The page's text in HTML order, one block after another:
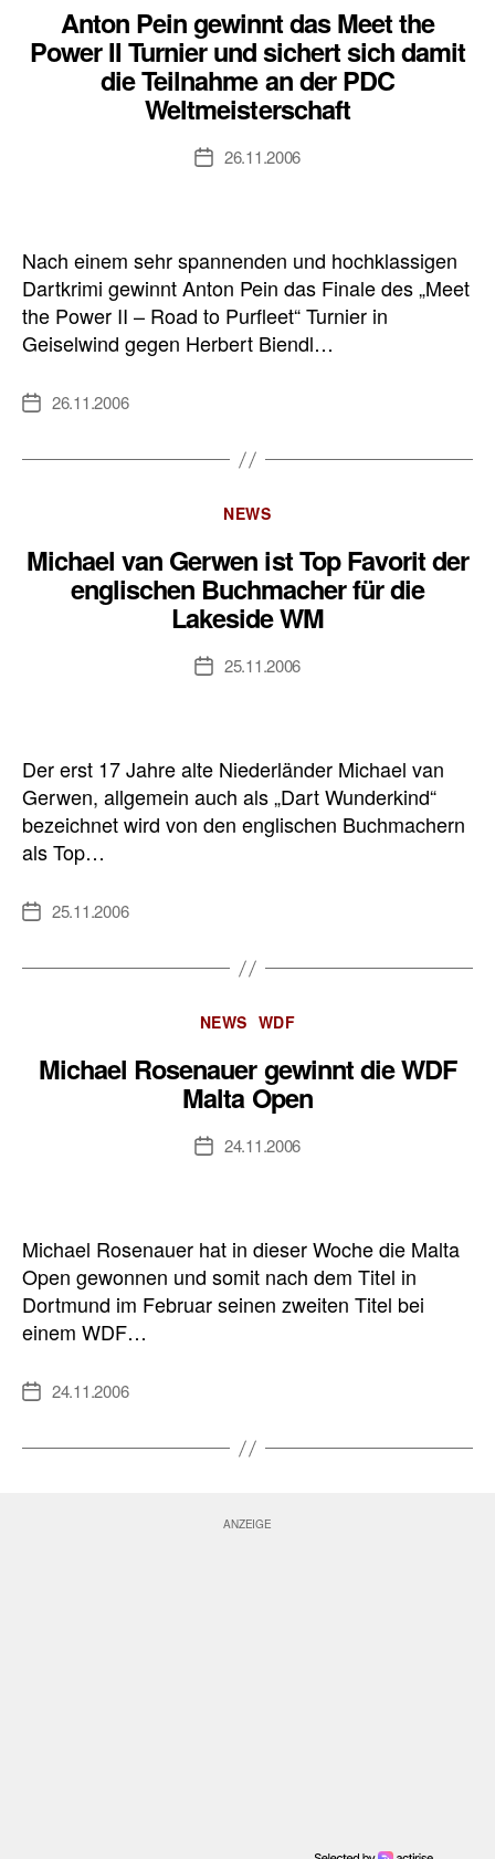
Anton Pein gewinnt das Meet the
Power II Turnier und sichert sich damit
die Teilnahme an der PDC
Weltmeisterschaft
Veröffentlichungsdatum
26.11.2006
Nach einem sehr spannenden und hochklassigen
Dartkrimi gewinnt Anton Pein das Finale des „Meet
the Power II – Road to Purfleet“ Turnier in
Geiselwind gegen Herbert Biendl…
Veröffentlichungsdatum
26.11.2006
Kategorien
NEWS
Michael van Gerwen ist Top Favorit der
englischen Buchmacher für die
Lakeside WM
Veröffentlichungsdatum
25.11.2006
Der erst 17 Jahre alte Niederländer Michael van
Gerwen, allgemein auch als „Dart Wunderkind“
bezeichnet wird von den englischen Buchmachern
als Top…
Veröffentlichungsdatum
25.11.2006
Kategorien
NEWS WDF
Michael Rosenauer gewinnt die WDF
Malta Open
Veröffentlichungsdatum
24.11.2006
Michael Rosenauer hat in dieser Woche die Malta
Open gewonnen und somit nach dem Titel in
Dortmund im Februar seinen zweiten Titel bei
einem WDF…
Veröffentlichungsdatum
24.11.2006